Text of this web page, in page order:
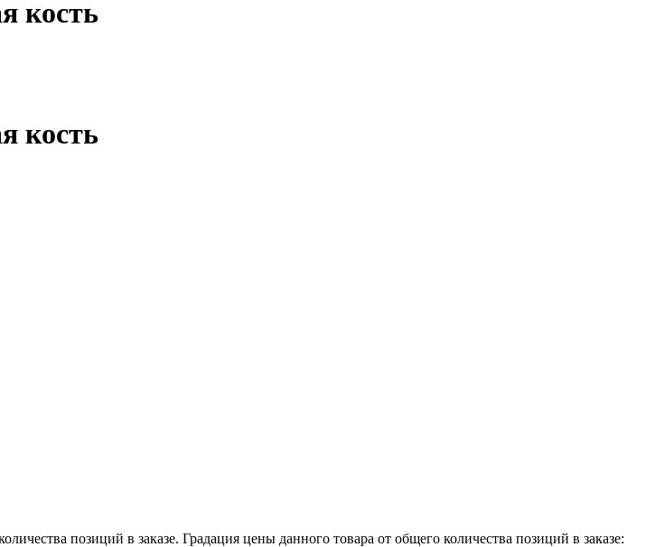
кость
кость
позиций в заказе. Градация цены данного товара от общего количества позиций в заказе: